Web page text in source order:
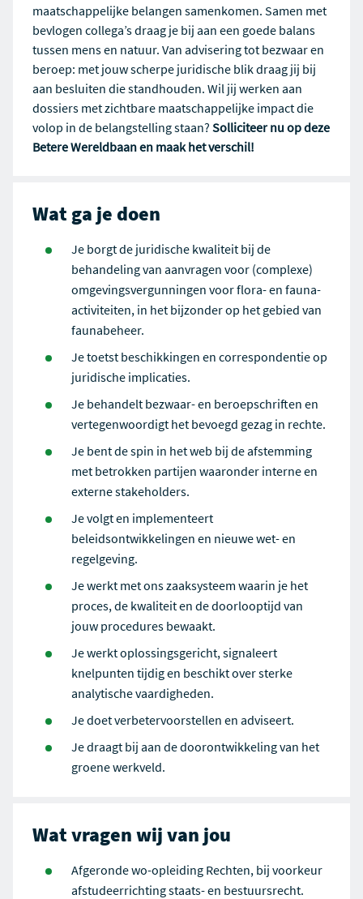
maatschappelijke belangen samenkomen. Samen met
bevlogen collega’s draag je bij aan een goede balans
tussen mens en natuur. Van advisering tot bezwaar en
beroep: met jouw scherpe juridische blik draag jij bij
aan besluiten die standhouden. Wil jij werken aan
dossiers met zichtbare maatschappelijke impact die
volop in de belangstelling staan? Solliciteer nu op deze
Betere Wereldbaan en maak het verschil!
Wat ga je doen
Je borgt de juridische kwaliteit bij de
behandeling van aanvragen voor (complexe)
omgevingsvergunningen voor flora- en fauna-
activiteiten, in het bijzonder op het gebied van
faunabeheer.
Je toetst beschikkingen en correspondentie op
juridische implicaties.
Je behandelt bezwaar- en beroepschriften en
vertegenwoordigt het bevoegd gezag in rechte.
Je bent de spin in het web bij de afstemming
met betrokken partijen waaronder interne en
externe stakeholders.
Je volgt en implementeert
beleidsontwikkelingen en nieuwe wet- en
regelgeving.
Je werkt met ons zaaksysteem waarin je het
proces, de kwaliteit en de doorlooptijd van
jouw procedures bewaakt.
Je werkt oplossingsgericht, signaleert
knelpunten tijdig en beschikt over sterke
analytische vaardigheden.
Je doet verbetervoorstellen en adviseert.
Je draagt bij aan de doorontwikkeling van het
groene werkveld.
Wat vragen wij van jou
Afgeronde wo-opleiding Rechten, bij voorkeur
afstudeerrichting staats- en bestuursrecht.